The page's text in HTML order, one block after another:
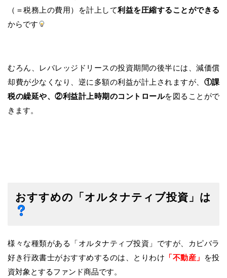
（＝税務上の費用）を計上して利益を圧縮することができる
からです
むろん、レバレッジドリースの投資期間の後半には、減価償
却費が少なくなり、逆に多額の利益が計上されますが、 ①課
税の繰延や、②利益計上時期のコントロールを図ることがで
きます。
おすすめの 「オルタナティブ投資」は
様々な種類がある「オルタナティブ投資」ですが、カピバラ
好き行政書士がおすすめするのは、とりわけ 「不動産」
を投
資対象とするファンド商品です。